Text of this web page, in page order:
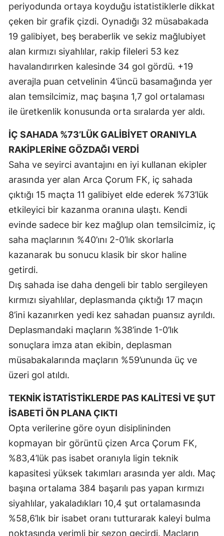
Gümüşhane
Hakkari
Isparta
Mersin
Kars
Kastamonu
Kırklareli
Kırşehir
Konya
Kütahya
Malatya
Manisa
Kahramanmaraş
Muş
Nevşehir
Niğde
Ordu
Sakarya
periyodunda ortaya koyduğu istatistiklerle dikkat
çeken bir grafik çizdi. Oynadığı 32 müsabakada
19 galibiyet, beş beraberlik ve sekiz mağlubiyet
alan kırmızı siyahlılar, rakip fileleri 53 kez
havalandırırken kalesinde 34 gol gördü. +19
averajla puan cetvelinin 4’üncü basamağında yer
alan temsilcimiz, maç başına 1,7 gol ortalaması
ile üretkenlik konusunda orta sıralarda yer aldı.
İÇ SAHADA %73’LÜK GALİBİYET ORANIYLA
RAKİPLERİNE GÖZDAĞI VERDİ
Saha ve seyirci avantajını en iyi kullanan ekipler
arasında yer alan Arca Çorum FK, iç sahada
çıktığı 15 maçta 11 galibiyet elde ederek %73’lük
etkileyici bir kazanma oranına ulaştı. Kendi
evinde sadece bir kez mağlup olan temsilcimiz, iç
saha maçlarının %40’ını 2-0’lık skorlarla
kazanarak bu sonucu klasik bir skor haline
getirdi.
Dış sahada ise daha dengeli bir tablo sergileyen
kırmızı siyahlılar, deplasmanda çıktığı 17 maçın
8’ini kazanırken yedi kez sahadan puansız ayrıldı.
Deplasmandaki maçların %38’inde 1-0’lık
sonuçlara imza atan ekibin, deplasman
müsabakalarında maçların %59’ununda üç ve
üzeri gol atıldı.
TEKNİK İSTATİSTİKLERDE PAS KALİTESİ VE ŞUT
İSABETİ ÖN PLANA ÇIKTI
Opta verilerine göre oyun disiplininden
kopmayan bir görüntü çizen Arca Çorum FK,
%83,4’lük pas isabet oranıyla ligin teknik
kapasitesi yüksek takımları arasında yer aldı. Maç
başına ortalama 384 başarılı pas yapan kırmızı
siyahlılar, yakaladıkları 10,4 şut ortalamasında
%58,6’lık bir isabet oranı tutturarak kaleyi bulma
noktasında verimli bir sezon geçirdi. Maçların